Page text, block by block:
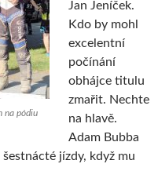
na pódiu
Jan Jeníček.
Kdo by mohl
excelentní
počínání
obhájce titulu
zmařit. Nechte
na hlavě.
Adam Bubba
jízdy, když mu